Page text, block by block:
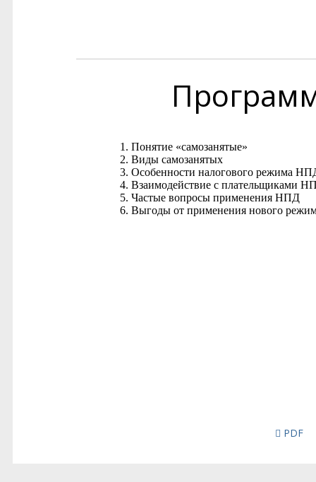
PDF